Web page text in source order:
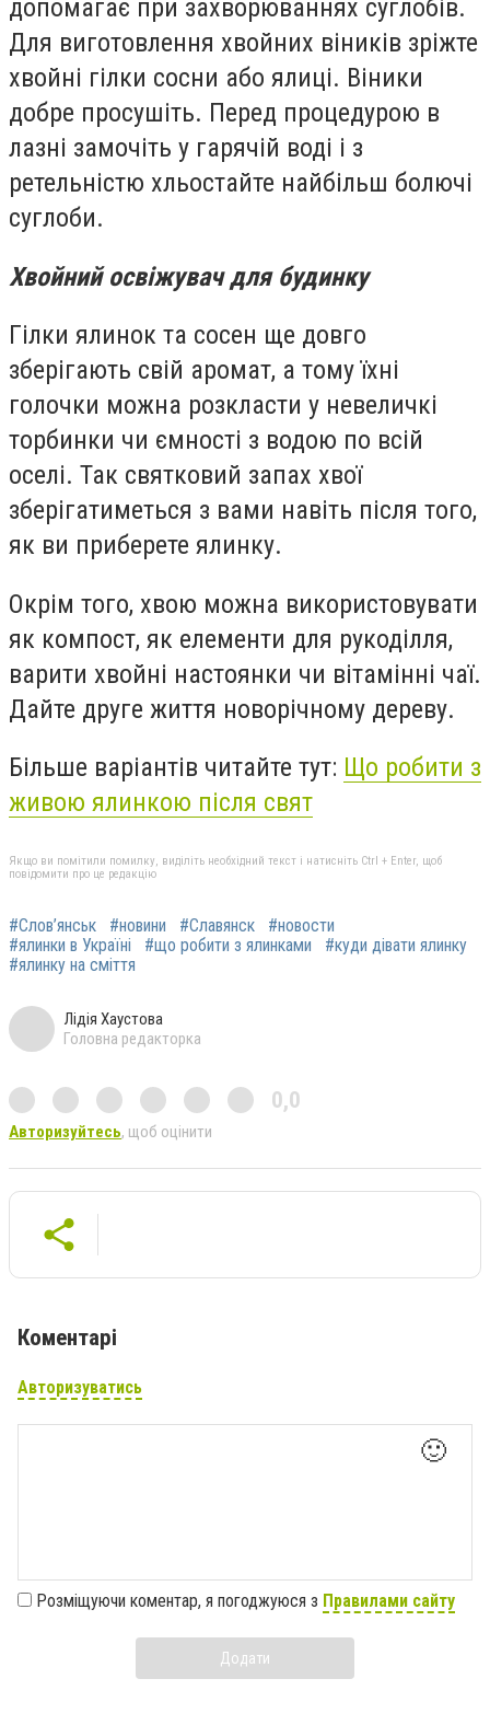
допомагає при захворюваннях суглобів.
Для виготовлення хвойних віників зріжте
хвойні гілки сосни або ялиці. Віники
добре просушіть. Перед процедурою в
лазні замочіть у гарячій воді і з
ретельністю хльостайте найбільш болючі
суглоби.
Хвойний освіжувач для будинку
Гілки ялинок та сосен ще довго
зберігають свій аромат, а тому їхні
голочки можна розкласти у невеличкі
торбинки чи ємності з водою по всій
оселі. Так святковий запах хвої
зберігатиметься з вами навіть після того,
як ви приберете ялинку.
Окрім того, хвою можна використовувати
як компост, як елементи для рукоділля,
варити хвойні настоянки чи вітамінні чаї.
Дайте друге життя новорічному дереву.
Більше варіантів читайте тут: Що робити з
живою ялинкою після свят
Якщо ви помітили помилку, виділіть необхідний текст і натисніть Ctrl + Enter, щоб
повідомити про це редакцію
#Слов’янськ #новини #Славянск
#новости
#ялинки в Україні
#що робити з ялинками
#куди дівати ялинку
#ялинку на сміття
Лідія Хаустова
Головна редакторка
0,0
Авторизуйтесь, щоб оцінити
Коментарі
Авторизуватись
🙂
Розміщуючи коментар, я погоджуюся з Правилами сайту
Додати